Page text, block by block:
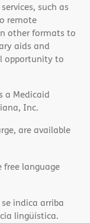
such as
remote
other formats to
aids and
opportunity to
a Medicaid
Inc.
are available
free language
indica arriba
lingüística.